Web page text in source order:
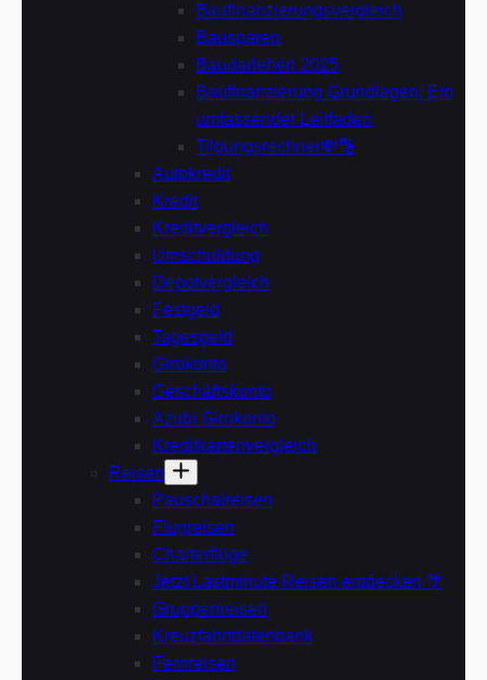
Baufinanzierungsvergleich
Bausparen
Baudarlehen 2025
Baufinanzierung Grundlagen: Ein
umfassender Leitfaden
Tilgungsrechner💸🔢
Autokredit
Kredit
Kreditvergleich
Umschuldung
Depotvergleich
Festgeld
Tagesgeld
Girokonto
Geschäftskonto
Azubi Girokonto
Kreditkartenvergleich
Reisen
Pauschalreisen
Flugreisen
Charterflüge
Jetzt Lastminute Reisen entdecken 🌴
Gruppenreisen
Kreuzfahrtdatenbank
Fernreisen